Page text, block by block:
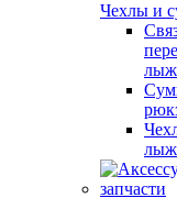
Чехлы и
лыж
лыж